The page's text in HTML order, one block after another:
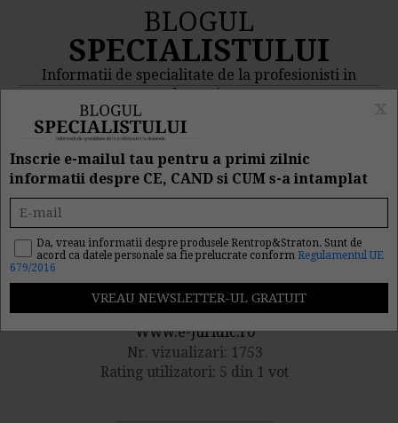
BLOGUL
SPECIALISTULUI
Informatii de specialitate de la profesionisti in
domeniu
MENIU
Monitorul Oficial nr. 845
din 29 Noiembrie 2011
Publicat de catre
Www.e-juridic.ro
Nr. vizualizari: 1753
Rating utilizatori: 5 din 1 vot
Inscrie e-mailul tau pentru a primi zilnic
informatii despre CE, CAND si CUM s-a intamplat
Da, vreau informatii despre produsele Rentrop&Straton. Sunt de
acord ca datele personale sa fie prelucrate conform Regulamentul UE
679/2016